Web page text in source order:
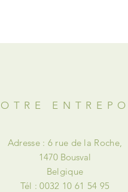
Adresse : 6 rue de la Roche,
1470 Bousval
Belgique
Tél : 0032 10 61 54 95